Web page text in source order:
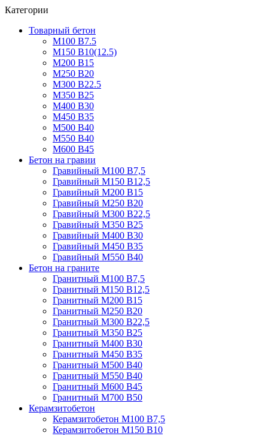
Категории
Товарный бетон
М100 В7.5
М150 В10(12.5)
М200 В15
М250 В20
М300 В22.5
М350 В25
М400 В30
М450 В35
М500 В40
М550 В40
М600 В45
Бетон на гравии
Гравийный М100 В7,5
Гравийный М150 В12,5
Гравийный М200 В15
Гравийный М250 В20
Гравийный М300 В22,5
Гравийный М350 В25
Гравийный М400 В30
Гравийный М450 В35
Гравийный М550 В40
Бетон на граните
Гранитный М100 В7,5
Гранитный М150 В12,5
Гранитный М200 В15
Гранитный М250 В20
Гранитный М300 В22,5
Гранитный М350 В25
Гранитный М400 В30
Гранитный М450 В35
Гранитный М500 В40
Гранитный М550 В40
Гранитный М600 В45
Гранитный М700 В50
Керамзитобетон
Керамзитобетон М100 В7,5
Керамзитобетон М150 В10